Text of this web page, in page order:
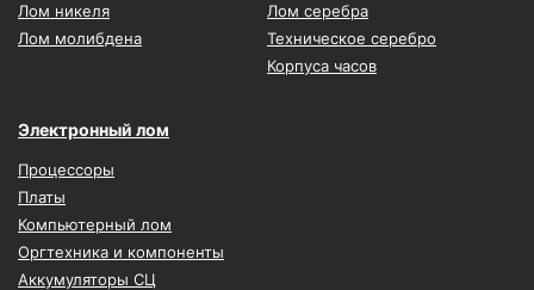
Лом никеля
Лом молибдена
Лом серебра
Техническое серебро
Корпуса часов
Электронный лом
Процессоры
Платы
Компьютерный лом
Оргтехника и компоненты
Аккумуляторы СЦ